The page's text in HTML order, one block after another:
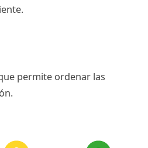
permite ordenar las